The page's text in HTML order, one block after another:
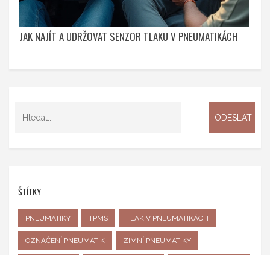
JAK NAJÍT A UDRŽOVAT SENZOR TLAKU V PNEUMATIKÁCH
ŠTÍTKY
PNEUMATIKY TPMS TLAK V PNEUMATIKÁCH
OZNAČENÍ PNEUMATIK ZIMNÍ PNEUMATIKY